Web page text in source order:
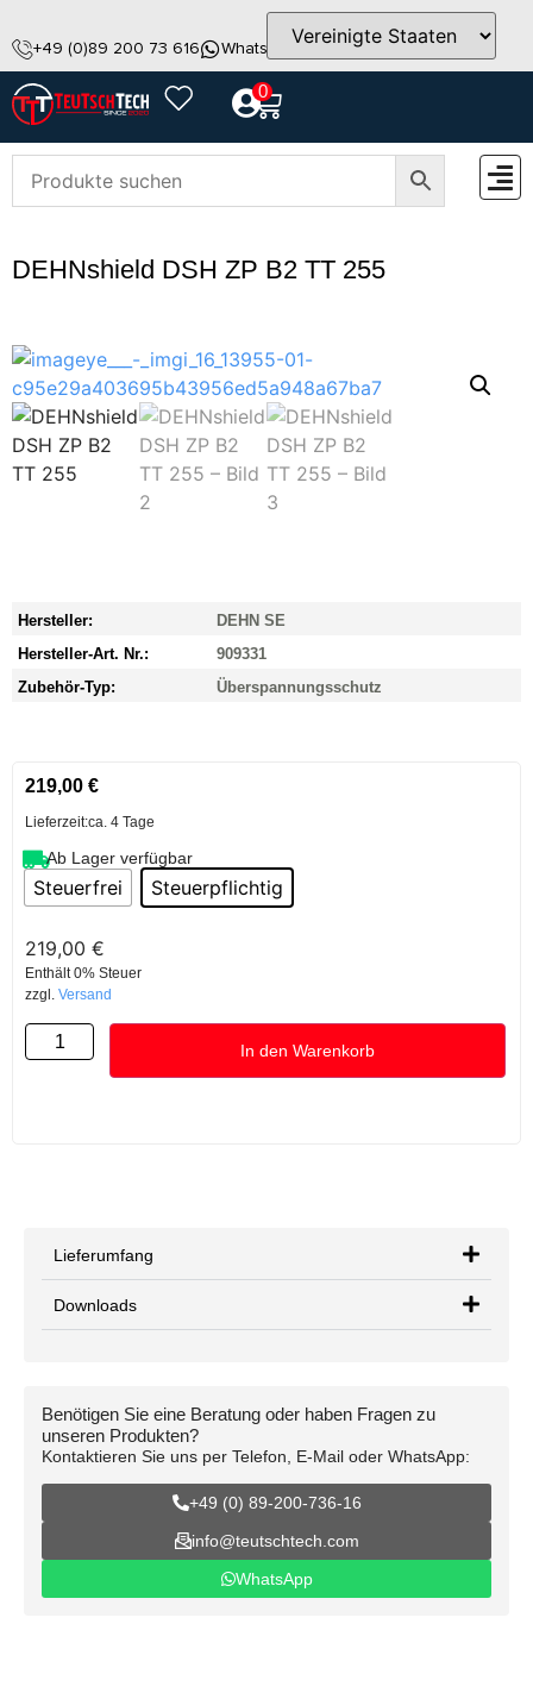
+49 (0)89 200 73 616 WhatsApp info@teutschtech.com
0
DEHNshield DSH ZP B2 TT 255
Hersteller:
DEHN SE
Hersteller-Art. Nr.:
909331
Zubehör-Typ:
Überspannungsschutz
219,00 €
Lieferzeit:ca. 4 Tage
Ab Lager verfügbar
Steuerfrei Steuerpflichtig
219,00 €
Enthält 0% Steuer
zzgl. Versand
In den Warenkorb
Lieferumfang
Downloads
Benötigen Sie eine Beratung oder haben Fragen zu
unseren Produkten?
Kontaktieren Sie uns per Telefon, E-Mail oder WhatsApp:
+49 (0) 89-200-736-16
info@teutschtech.com
WhatsApp